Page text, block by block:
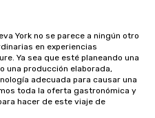
York no se parece a ningún otro
en experiencias
Ya sea que esté planeando una
una producción elaborada,
adecuada para causar una
toda la oferta gastronómica y
hacer de este viaje de